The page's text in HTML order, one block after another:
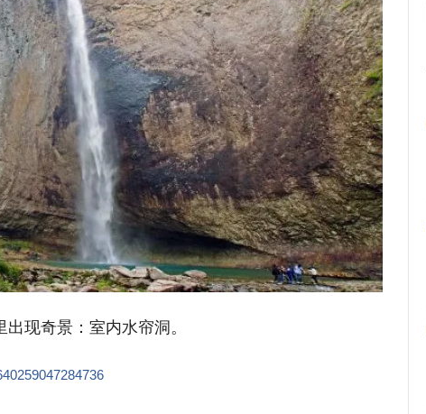
现奇景：室内水帘洞。